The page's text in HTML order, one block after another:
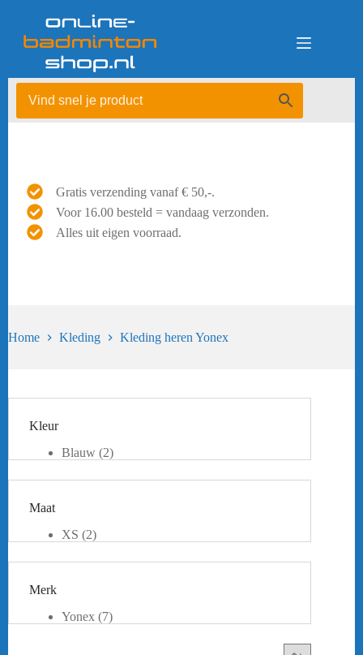
Gratis verzending vanaf € 50,-.
Voor 16.00 besteld = vandaag verzonden.
Alles uit eigen voorraad.
Home Kleding Kleding heren Yonex
Kleur
Blauw (2)
Khaki (1)
Maat
XS (2)
M (5)
Merk
Yonex (7)